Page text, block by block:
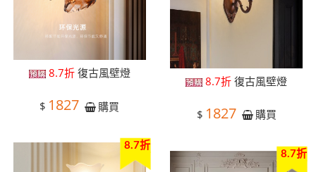
8.7折復古風壁燈
$ 1827 購買
8.7折 復古風壁燈
$ 1827 購買
8.7折
8.7折